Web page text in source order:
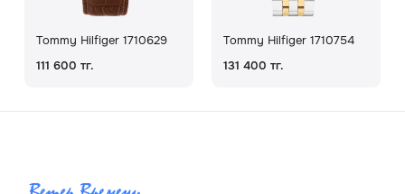
Tommy Hilfiger 1710629
111 600 тг.
Tommy Hilfiger 1710754
131 400 тг.